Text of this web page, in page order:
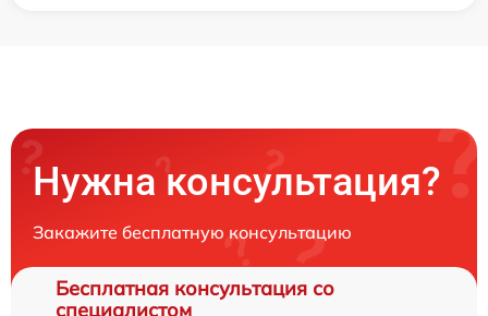
Нужна консультация?
Закажите бесплатную консультацию
Бесплатная консультация со
специалистом